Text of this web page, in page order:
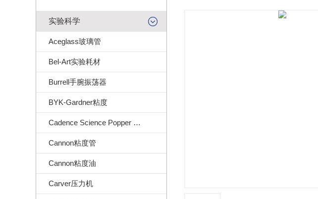
实验科学
Aceglass玻璃管
Bel-Art实验耗材
Burrell手腕振荡器
BYK-Gardner粘度
Cadence Science Popper Sons
Cannon粘度管
Cannon粘度油
Carver压力机